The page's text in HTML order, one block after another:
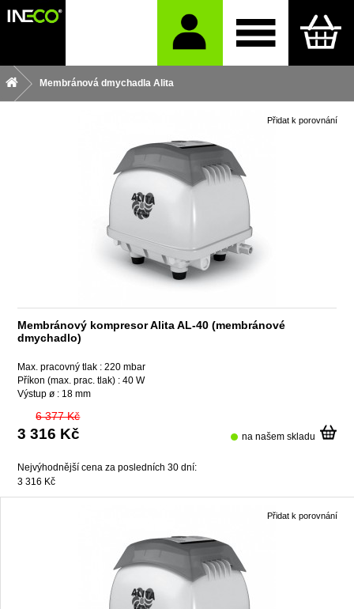
Membránová dmychadla Alita
Membránový kompresor Alita AL-40 (membránové
dmychadlo)
Max. pracovný tlak : 220 mbar
Příkon (max. prac. tlak) : 40 W
Výstup ø : 18 mm
6 377 Kč
3 316 Kč na našem skladu
Nejvýhodnější cena za posledních 30 dní:
3 316 Kč
Přidat k porovnání
Přidat k porovnání